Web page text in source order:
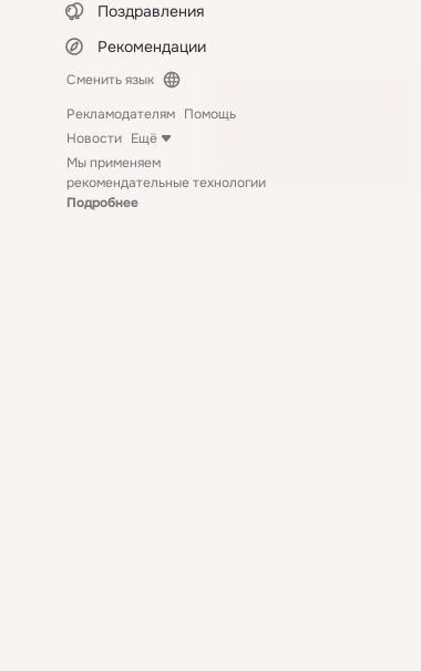
Поздравления
Рекомендации
Сменить язык
Рекламодателям Помощь
Новости Ещё
Мы применяем
рекомендательные технологии
Подробнее